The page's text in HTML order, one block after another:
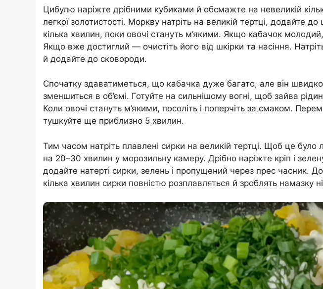
Цибулю наріжте дрібними кубиками й обсмажте на невеликій
легкої золотистості. Моркву натріть на великій тертці, додайте
кілька хвилин, поки овочі стануть м’якими. Якщо кабачок
Якщо вже достиглий — очистіть його від шкірки та насіння.
й додайте до сковороди.
Спочатку здаватиметься, що кабачка дуже багато, але він швидко
зменшиться в об’ємі. Готуйте на сильнішому вогні, щоб зайва
Коли овочі стануть м’якими, посоліть і поперчіть за смаком.
тушкуйте ще приблизно 5 хвилин.
Тим часом натріть плавлені сирки на великій тертці. Щоб це було
на 20–30 хвилин у морозильну камеру. Дрібно наріжте кріп і
додайте натерті сирки, зелень і пропущений через прес часник.
кілька хвилин сирки повністю розплавляться й зроблять намазку